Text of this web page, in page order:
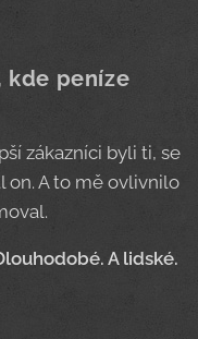
kde peníze
zákazníci byli ti, se
on. A to mě ovlivnilo
A lidské.